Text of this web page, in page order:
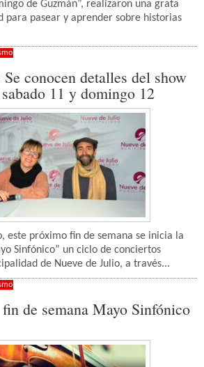
de Guzmán”, realizaron una grata
para pasear y aprender sobre historias
conocen detalles del show
11 y domingo 12
este próximo fin de semana se inicia la
Sinfónico” un ciclo de conciertos
de Nueve de Julio, a través...
fin de semana Mayo Sinfónico